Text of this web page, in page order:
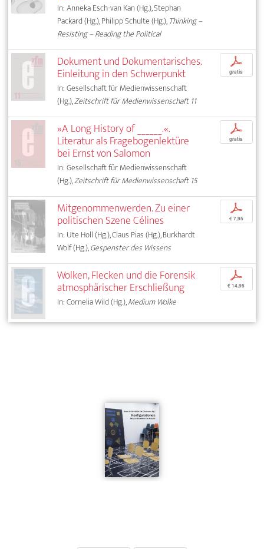
In: Anneka Esch-van Kan (Hg.), Stephan
Packard (Hg.), Philipp Schulte (Hg.),Thinking –
Resisting – Reading the Political
Dokument und Dokumentarisches.
Einleitung in den Schwerpunkt
In: Gesellschaft für Medienwissenschaft
(Hg.),Zeitschrift für Medienwissenschaft 11
p
gratis
»A Long History of ______.«.
Literatur als Fragebogenlektüre
bei Ernst von Salomon
In: Gesellschaft für Medienwissenschaft
(Hg.),Zeitschrift für Medienwissenschaft 15
p
gratis
Mitgenommenwerden. Zu einer
politischen Szene Célines
In: Ute Holl (Hg.), Claus Pias (Hg.), Burkhardt
Wolf (Hg.),Gespenster des Wissens
p
€ 7,95
Wolken, Flecken und die Forensik
atmosphärischer Erschließung
In: Cornelia Wild (Hg.),Medium Wolke
p
€ 14,95